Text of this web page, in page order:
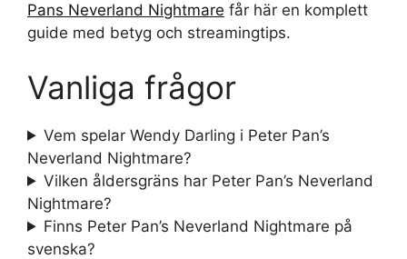
Pans Neverland Nightmare får här en komplett
guide med betyg och streamingtips.
Vanliga frågor
Vem spelar Wendy Darling i Peter Pan’s
Neverland Nightmare?
Vilken åldersgräns har Peter Pan’s Neverland
Nightmare?
Finns Peter Pan’s Neverland Nightmare på
svenska?